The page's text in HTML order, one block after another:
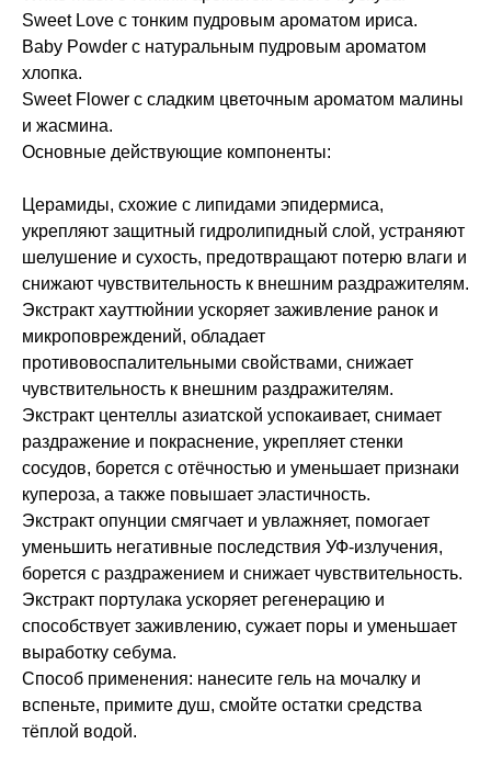
Sweet Love с тонким пудровым ароматом ириса.
Baby Powder с натуральным пудровым ароматом
хлопка.
Sweet Flower с сладким цветочным ароматом малины
и жасмина.
Основные действующие компоненты:
Церамиды, схожие с липидами эпидермиса,
укрепляют защитный гидролипидный слой, устраняют
шелушение и сухость, предотвращают потерю влаги и
снижают чувствительность к внешним раздражителям.
Экстракт хауттюйнии ускоряет заживление ранок и
микроповреждений, обладает
противовоспалительными свойствами, снижает
чувствительность к внешним раздражителям.
Экстракт центеллы азиатской успокаивает, снимает
раздражение и покраснение, укрепляет стенки
сосудов, борется с отёчностью и уменьшает признаки
купероза, а также повышает эластичность.
Экстракт опунции смягчает и увлажняет, помогает
уменьшить негативные последствия УФ-излучения,
борется с раздражением и снижает чувствительность.
Экстракт портулака ускоряет регенерацию и
способствует заживлению, сужает поры и уменьшает
выработку себума.
Способ применения: нанесите гель на мочалку и
вспеньте, примите душ, смойте остатки средства
тёплой водой.